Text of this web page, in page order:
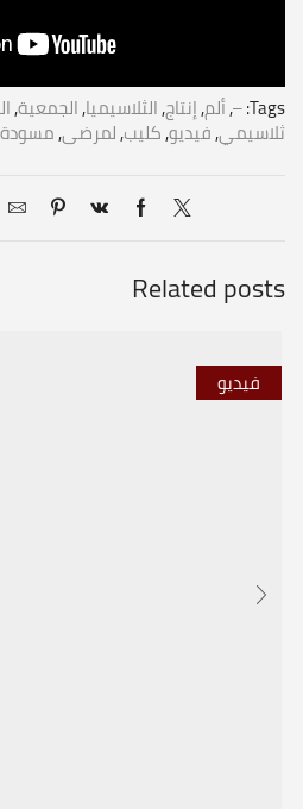
Tags:
–
,ألم,إنتاج,الثلاسيميا,الجمعية,
ثلاسيمي,فيديو,كليب,لمرضى,مسودة
Related posts
فيديو